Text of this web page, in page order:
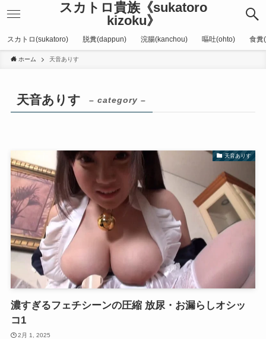
スカトロ貴族《sukatoro
kizoku》
スカトロ(sukatoro) 脱糞(dappun) 浣腸(kanchou) 嘔吐(ohto) 食糞
ホーム 天音ありす
天音ありす – category –
天音ありす
濃すぎるフェチシーンの圧縮 放尿・お漏らしオシッ
コ1
2月 1, 2025